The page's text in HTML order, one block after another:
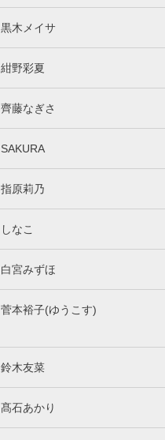
黒木メイサ
紺野彩夏
齊藤なぎさ
SAKURA
指原莉乃
しなこ
白宮みずほ
菅本裕子(ゆうこす)
鈴木友菜
髙石あかり